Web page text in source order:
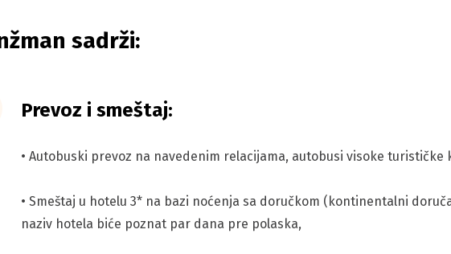
sadrži:
Prevoz i smeštaj:
• Autobuski prevoz na navedenim relacijama, autobusi visoke
• Smeštaj u hotelu 3* na bazi noćenja sa doručkom (kontinentalni
naziv hotela biće poznat par dana pre polaska,